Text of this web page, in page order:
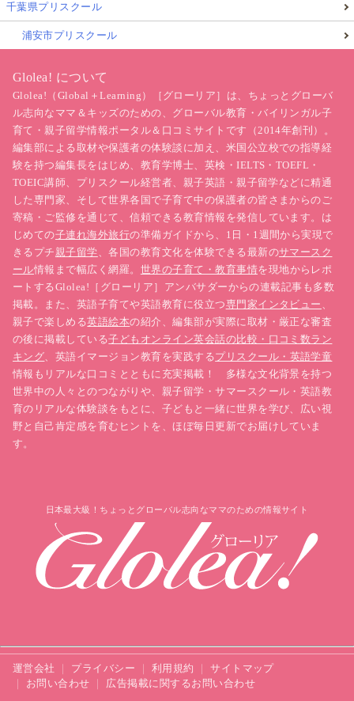
千葉県プリスクール
浦安市プリスクール
Glolea! について
Glolea!（Global＋Learning）［グローリア］は、ちょっとグローバ
ル志向なママ＆キッズのための、グローバル教育・バイリンガル子
育て・親子留学情報ポータル＆口コミサイトです（2014年創刊）。
編集部による取材や保護者の体験談に加え、米国公立校での指導経
験を持つ編集長をはじめ、教育学博士、英検・IELTS・TOEFL・
TOEIC講師、プリスクール経営者、親子英語・親子留学などに精通
した専門家、そして世界各国で子育て中の保護者の皆さまからのご
寄稿・ご監修を通じて、信頼できる教育情報を発信しています。は
じめての子連れ海外旅行の準備ガイドから、1日・1週間から実現で
きるプチ親子留学、各国の教育文化を体験できる最新のサマースク
ール情報まで幅広く網羅。 世界の子育て・教育事情を現地からレポ
ートするGlolea!［グローリア］アンバサダーからの連載記事も多数
掲載。また、英語子育てや英語教育に役立つ専門家インタビュー 、
親子で楽しめる英語絵本の紹介、編集部が実際に取材・厳正な審査
の後に掲載している子どもオンライン英会話の比較・口コミ数ラン
キング、英語イマージョン教育を実践するプリスクール・英語学童
情報もリアルな口コミとともに充実掲載！ 多様な文化背景を持つ
世界中の人々とのつながりや、親子留学・サマースクール・英語教
育のリアルな体験談をもとに、子どもと一緒に世界を学び、広い視
野と自己肯定感を育むヒントを、ほぼ毎日更新でお届けしていま
す。
日本最大級！ちょっとグローバル志向なママのための情報サイト
運営会社 プライバシー 利用規約
サイトマップ
お問い合わせ
広告掲載に関するお問い合わせ